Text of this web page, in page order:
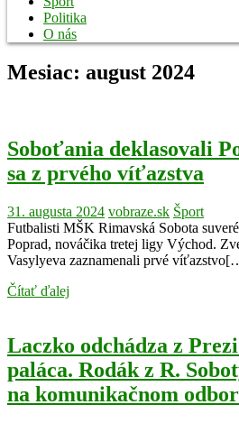
Politika
O nás
Mesiac: august 2024
Soboťania deklasovali
sa z prvého víťazstva
31. augusta 2024 vobraze.sk Šport
Futbalisti MŠK Rimavská Sobota
Poprad, nováčika tretej ligy Východ.
Vasylyeva zaznamenali prvé
Čítať ďalej
Laczko odchádza z
paláca. Rodák z R.
na komunikačnom